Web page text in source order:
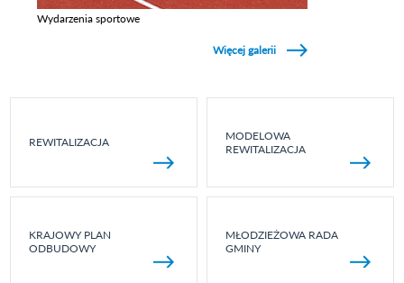
Wydarzenia sportowe
Więcej galerii
REWITALIZACJA
MODELOWA
REWITALIZACJA
KRAJOWY PLAN
ODBUDOWY
MŁODZIEŻOWA RADA
GMINY